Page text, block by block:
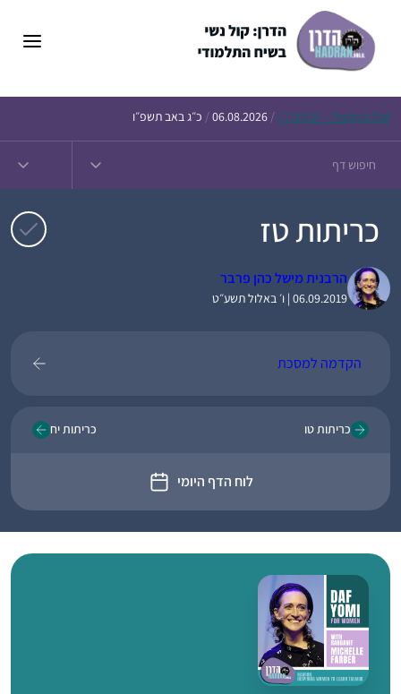
Today’s Daf – זבחים נ״ו /
06.08.2026
/ כ״ג באב תשפ״ו
כריתות טז
הרבנית מישל כהן פרבר
06.09.2019 | ו׳ באלול תשע״ט
הקדמה למסכת
כריתות טו
לוח הדף היומי
כריתות יח